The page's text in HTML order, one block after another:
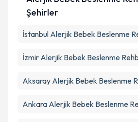
Kişisel verilerimin işlenmesine
kapsamda işlenmesini kabul
Takvim Talebini
Şehirler
İstanbul Alerjik Bebek Beslenme
İzmir Alerjik Bebek Beslenme
Aksaray Alerjik Bebek Beslenme
Ankara Alerjik Bebek Beslenme